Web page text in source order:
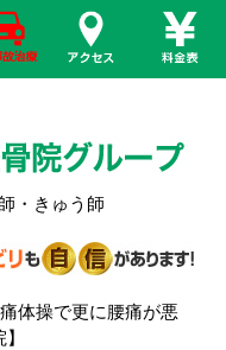
・きゅう師
体操で更に腰痛が悪